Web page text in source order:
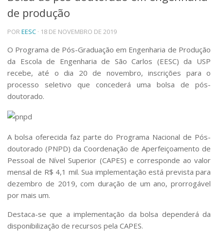
Telefones e Mapas
Pessoas
Ensino
Graduação
Pós-Graduação
Educação a distância
Cursos de Extensão
Pesquisa e Inovação
Centros, Núcleos e Projetos em Rede
Iniciação Científica
Transferência de Tecnologia
Empresas Juniores
Extensão à Comunidade
Projetos, Programas e Cursos
Artes, Cultura e Esportes
Serviços
de produção
POREESC · 18 DE NOVEMBRO DE 2019
O Programa de Pós-Graduação em Engenharia de Produção
da Escola de Engenharia de São Carlos (EESC) da USP
recebe, até o dia 20 de novembro, inscrições para o
processo seletivo que concederá uma bolsa de pós-
doutorado.
A bolsa oferecida faz parte do Programa Nacional de Pós-
doutorado (PNPD) da Coordenação de Aperfeiçoamento de
Pessoal de Nível Superior (CAPES) e corresponde ao valor
mensal de R$ 4,1 mil. Sua implementação está prevista para
dezembro de 2019, com duração de um ano, prorrogável
por mais um.
Destaca-se que a implementação da bolsa dependerá da
disponibilização de recursos pela CAPES.